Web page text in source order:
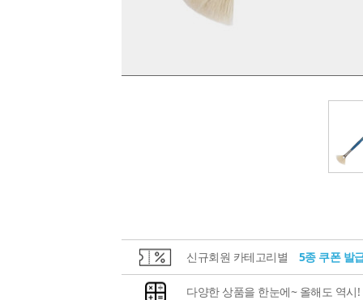
신규회원 카테고리별 5종 쿠폰 발
다양한 상품을 한눈에~ 올해도 역시!